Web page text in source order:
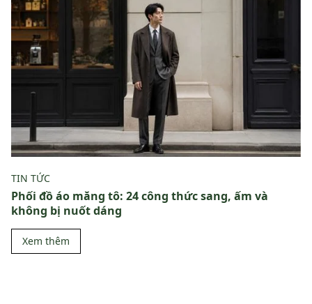
TIN TỨC
Phối đồ áo măng tô: 24 công thức sang, ấm và
không bị nuốt dáng
Xem thêm